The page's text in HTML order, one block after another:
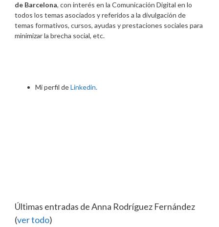
de Barcelona, con interés en la Comunicación Digital en lo
todos los temas asociados y referidos a la divulgación de
temas formativos, cursos, ayudas y prestaciones sociales para
minimizar la brecha social, etc.
Mi perfil deLinkedin.
Últimas entradas de Anna Rodríguez Fernández
(ver todo)